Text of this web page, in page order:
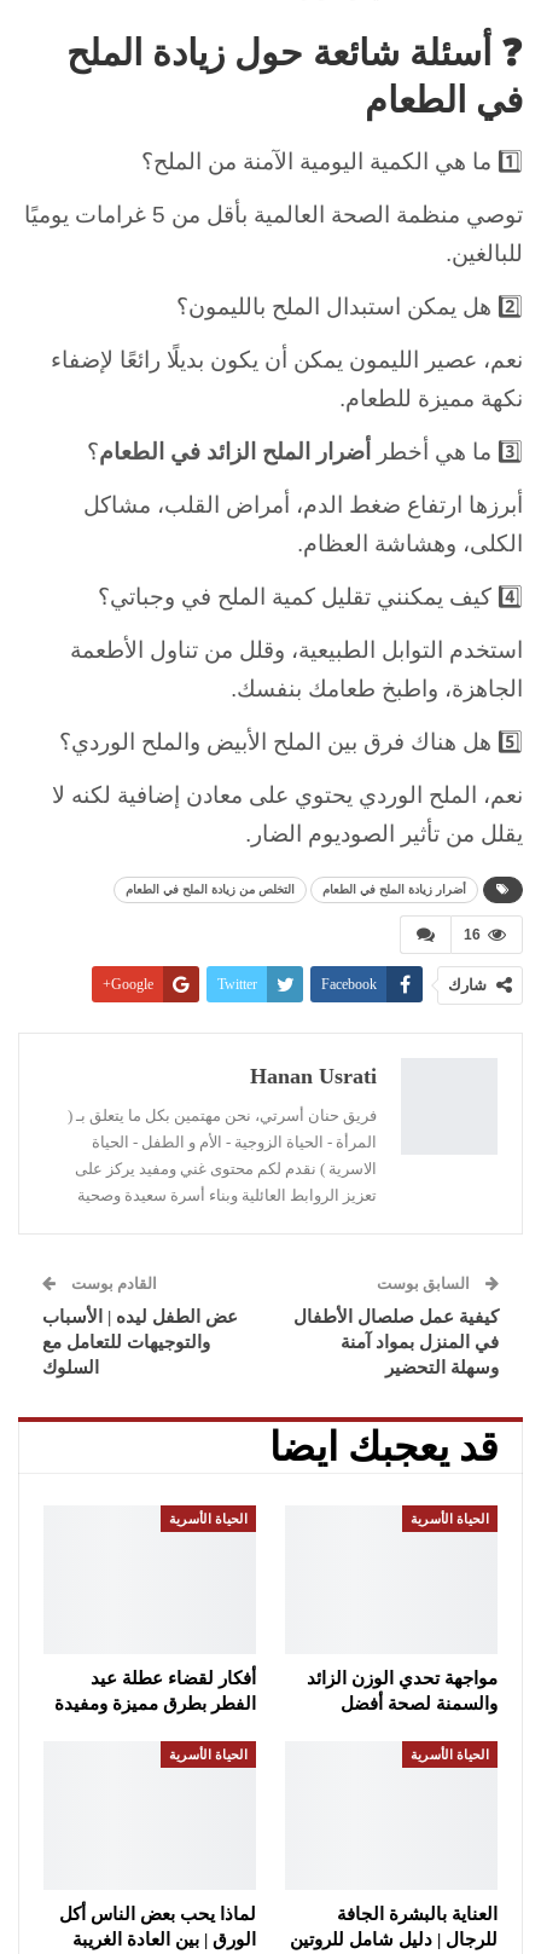
❓ أسئلة شائعة حول زيادة الملح
في الطعام
1️⃣ ما هي الكمية اليومية الآمنة من الملح؟
توصي منظمة الصحة العالمية بأقل من 5 غرامات يوميًا
للبالغين.
2️⃣ هل يمكن استبدال الملح بالليمون؟
نعم، عصير الليمون يمكن أن يكون بديلًا رائعًا لإضفاء
نكهة مميزة للطعام.
3️⃣ ما هي أخطر أضرار الملح الزائد في الطعام؟
أبرزها ارتفاع ضغط الدم، أمراض القلب، مشاكل
الكلى، وهشاشة العظام.
4️⃣ كيف يمكنني تقليل كمية الملح في وجباتي؟
استخدم التوابل الطبيعية، وقلل من تناول الأطعمة
الجاهزة، واطبخ طعامك بنفسك.
5️⃣ هل هناك فرق بين الملح الأبيض والملح الوردي؟
نعم، الملح الوردي يحتوي على معادن إضافية لكنه لا
يقلل من تأثير الصوديوم الضار.
أضرار زيادة الملح في الطعام التخلص من زيادة الملح في الطعام
16
شارك Facebook
Twitter
Google+
Linkedin
Hanan Usrati
فريق حنان أسرتي، نحن مهتمين بكل ما يتعلق بـ (
المرأة - الحياة الزوجية - الأم و الطفل - الحياة
الاسرية ) نقدم لكم محتوى غني ومفيد يركز على
تعزيز الروابط العائلية وبناء أسرة سعيدة وصحية
السابق بوست
كيفية عمل صلصال الأطفال
في المنزل بمواد آمنة
وسهلة التحضير
القادم بوست
عض الطفل ليده | الأسباب
والتوجيهات للتعامل مع
السلوك
قد يعجبك ايضا
الحياة الأسرية
مواجهة تحدي الوزن الزائد
والسمنة لصحة أفضل
الحياة الأسرية
أفكار لقضاء عطلة عيد
الفطر بطرق مميزة ومفيدة
الحياة الأسرية
العناية بالبشرة الجافة
للرجال | دليل شامل للروتين
الحياة الأسرية
لماذا يحب بعض الناس أكل
الورق | بين العادة الغريبة